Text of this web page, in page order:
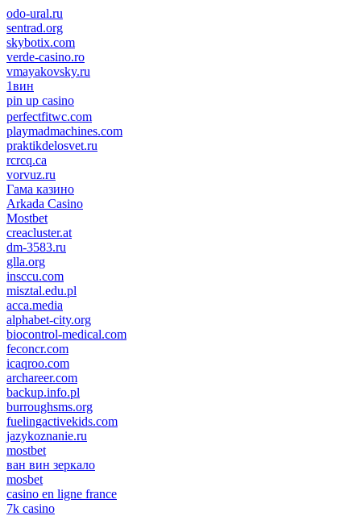
odo-ural.ru
sentrad.org
skybotix.com
verde-casino.ro
vmayakovsky.ru
1вин
pin up casino
пин ап
1win
perfectfitwc.com
playmadmachines.com
praktikdelosvet.ru
rcrcq.ca
vorvuz.ru
Гама казино
Arkada Casino
Mostbet
creacluster.at
dm-3583.ru
glla.org
insccu.com
misztal.edu.pl
acca.media
alphabet-city.org
biocontrol-medical.com
feconcr.com
icaqroo.com
archareer.com
backup.info.pl
burroughsms.org
fuelingactivekids.com
jazykoznanie.ru
mostbet
ван вин зеркало
mosbet
casino en ligne france
7k casino